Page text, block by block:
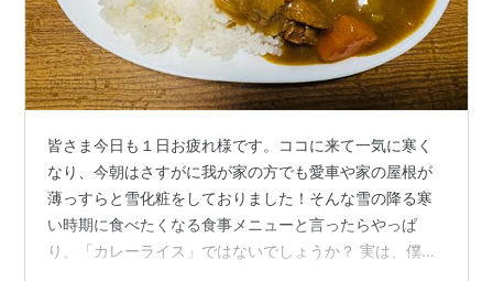
皆さま今日も１日お疲れ様です。ココに来て一気に寒く
なり、今朝はさすがに我が家の方でも愛車や家の屋根が
薄っすらと雪化粧をしておりました！そんな雪の降る寒
い時期に食べたくなる食事メニューと言ったらやっぱ
り、「カレーライス」ではないでしょうか？ 実は、僕の